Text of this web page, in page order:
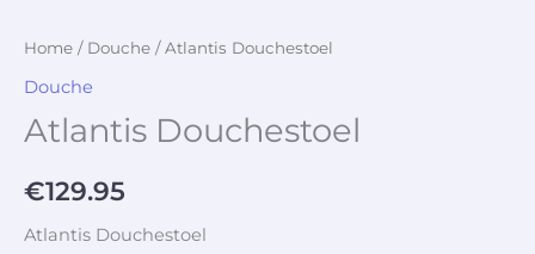
Home / Douche / Atlantis Douchestoel
Douche
Atlantis Douchestoel
€129.95
Atlantis Douchestoel